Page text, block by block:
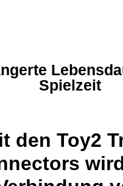
Spielzeit
den Toy2